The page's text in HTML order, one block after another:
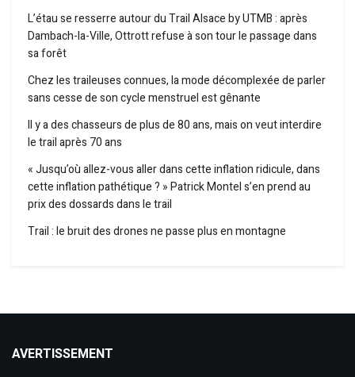
L’étau se resserre autour du Trail Alsace by UTMB : après
Dambach-la-Ville, Ottrott refuse à son tour le passage dans
sa forêt
Chez les traileuses connues, la mode décomplexée de parler
sans cesse de son cycle menstruel est gênante
Il y a des chasseurs de plus de 80 ans, mais on veut interdire
le trail après 70 ans
« Jusqu’où allez-vous aller dans cette inflation ridicule, dans
cette inflation pathétique ? » Patrick Montel s’en prend au
prix des dossards dans le trail
Trail : le bruit des drones ne passe plus en montagne
AVERTISSEMENT